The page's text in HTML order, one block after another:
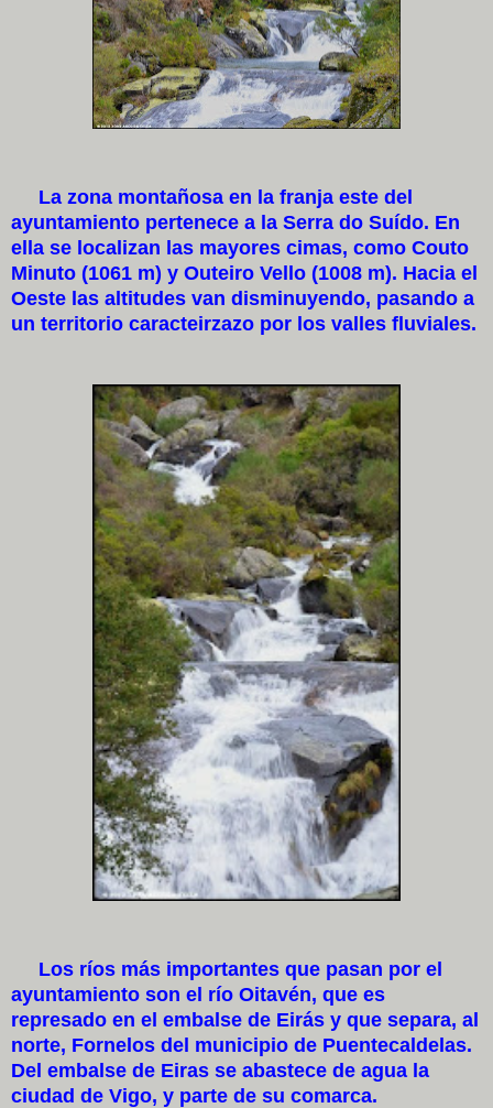
La zona montañosa en la franja este del
ayuntamiento pertenece a la Serra do Suído. En
ella se localizan las mayores cimas, como Couto
Minuto (1061 m) y Outeiro Vello (1008 m). Hacia el
Oeste las altitudes van disminuyendo, pasando a
un territorio caracteirzazo por los valles fluviales.
Los ríos más importantes que pasan por el
ayuntamiento son el río Oitavén, que es
represado en el embalse de Eirás y que separa, al
norte, Fornelos del municipio de Puentecaldelas.
Del embalse de Eiras se abastece de agua la
ciudad de Vigo, y parte de su comarca.